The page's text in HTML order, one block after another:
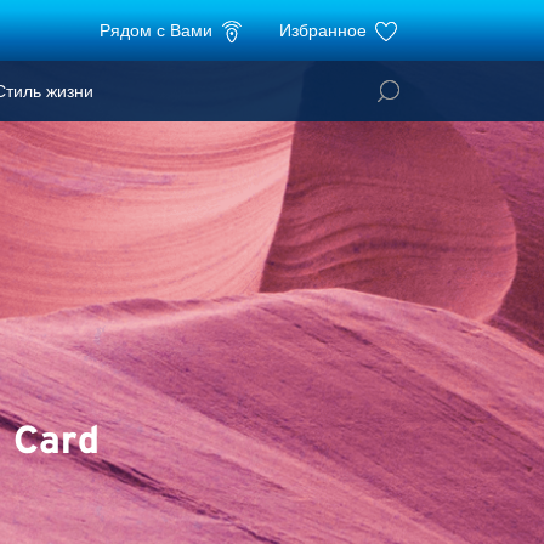
Рядом с Вами Избранное
жизни
Card